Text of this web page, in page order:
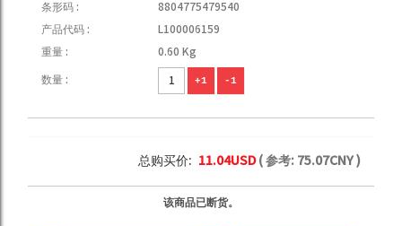
条形码 :
8804775479540
产品代码 :
L100006159
重量 :
0.60 Kg
数量 : +1 -1
总购买价: 11.04USD( 参考: 75.07CNY )
该商品已断货。